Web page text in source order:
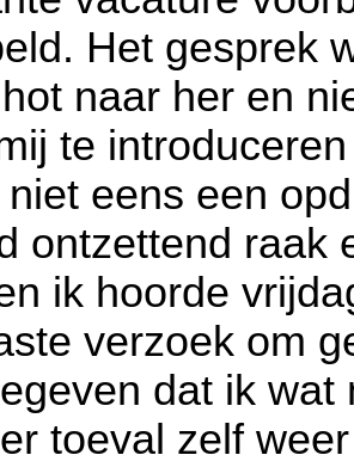
Het gesprek
naar her en
te
eens een
ontzettend raak
ik hoorde
verzoek om
dat ik
toeval zelf